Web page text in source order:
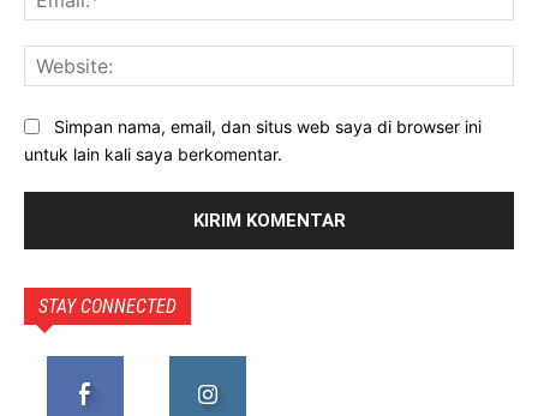
Simpan nama, email, dan situs web saya di browser ini
untuk lain kali saya berkomentar.
STAY CONNECTED